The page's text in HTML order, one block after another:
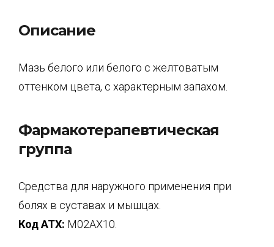
Описание
Мазь белого или белого с желтоватым
оттенком цвета, с характерным запахом.
Фармакотерапевтическая
группа
Средства для наружного применения при
болях в суставах и мышцах.
Код АТХ: M02AX10.